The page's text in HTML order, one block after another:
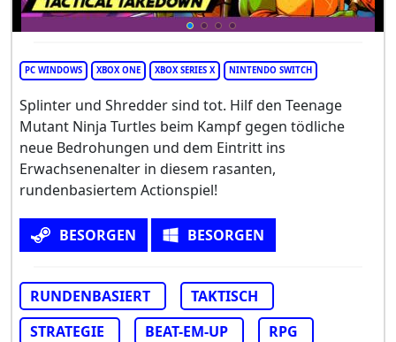
PC WINDOWS XBOX ONE XBOX SERIES X NINTENDO SWITCH
Splinter und Shredder sind tot. Hilf den Teenage
Mutant Ninja Turtles beim Kampf gegen tödliche
neue Bedrohungen und dem Eintritt ins
Erwachsenenalter in diesem rasanten,
rundenbasiertem Actionspiel!
BESORGEN BESORGEN
RUNDENBASIERT
TAKTISCH
STRATEGIE
BEAT-EM-UP
RPG